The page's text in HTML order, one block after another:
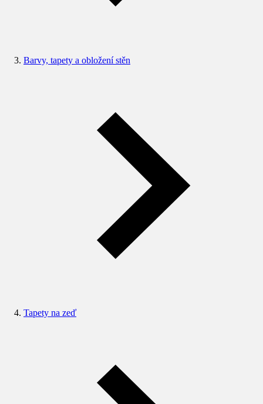
Barvy, tapety a obložení stěn
Tapety na zeď